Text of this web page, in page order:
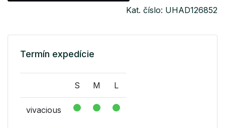
Kat. číslo: UHAD126852
Termín expedície
S M L
vivacious